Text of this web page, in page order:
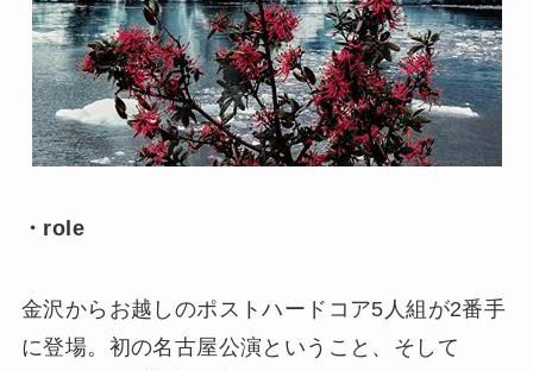
・role
金沢からお越しのポストハードコア5人組が2番手
に登場。初の名古屋公演ということ、そして